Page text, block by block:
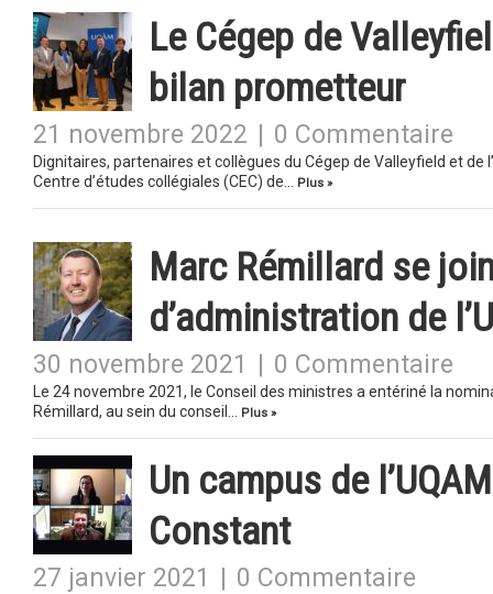
Le Cégep de
bilan prometteur
21 novembre 2022 0 Commentaire
Dignitaires, partenaires et collègues du Cégep de Valleyfield et
Centre d’études collégiales (CEC) de…
Plus »
Marc Rémillard se
d’administration de
30 novembre 2021 0 Commentaire
Le 24 novembre 2021, le Conseil des ministres a entériné la
Rémillard, au sein du conseil…
Plus »
Un campus de
Constant
27 janvier 2021 0 Commentaire